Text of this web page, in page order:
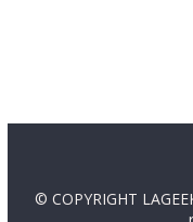
© COPYRIGHT